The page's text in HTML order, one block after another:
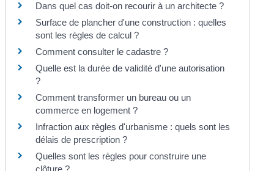
Dans quel cas doit-on recourir à un architecte ?
Surface de plancher d'une construction : quelles
sont les règles de calcul ?
Comment consulter le cadastre ?
Quelle est la durée de validité d'une autorisation
?
Comment transformer un bureau ou un
commerce en logement ?
Infraction aux règles d'urbanisme : quels sont les
délais de prescription ?
Quelles sont les règles pour construire une